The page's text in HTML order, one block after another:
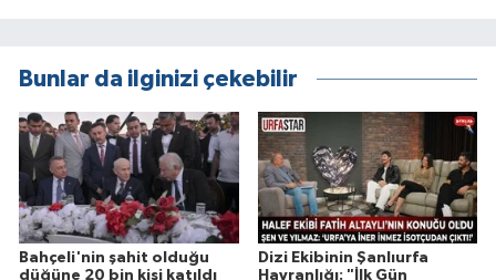
Bunlar da ilginizi çekebilir
Bahçeli'nin şahit olduğu
düğüne 20 bin kişi katıldı
Dizi Ekibinin Şanlıurfa
Hayranlığı: "İlk Gün